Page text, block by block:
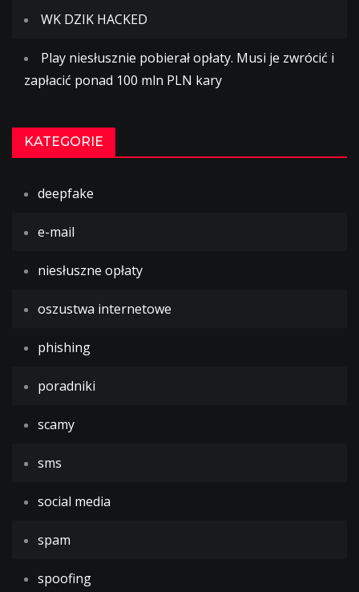
WK DZIK HACKED
Play niesłusznie pobierał opłaty. Musi je zwrócić i
zapłacić ponad 100 mln PLN kary
KATEGORIE
deepfake
e-mail
niesłuszne opłaty
oszustwa internetowe
phishing
poradniki
scamy
sms
social media
spam
spoofing